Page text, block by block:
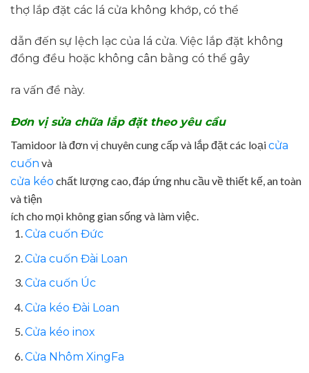
thợ lắp đặt các lá cửa không khớp, có thể
dẫn đến sự lệch lạc của lá cửa. Việc lắp đặt không
đồng đều hoặc không cân bằng có thể gây
ra vấn đề này.
Đơn vị sửa chữa lắp đặt theo yêu cầu
Tamidoor là đơn vị chuyên cung cấp và lắp đặt các loạicửa
cuốn và
cửa kéo chất lượng cao, đáp ứng nhu cầu về thiết kế, an toàn
và tiện
ích cho mọi không gian sống và làm việc.
Cửa cuốn Đức
Cửa cuốn Đài Loan
Cửa cuốn Úc
Cửa kéo Đài Loan
Cửa kéo inox
Cửa Nhôm XingFa